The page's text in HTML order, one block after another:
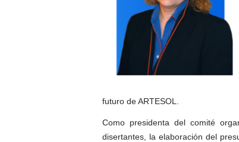
futuro de ARTESOL.
Como presidenta del comité
disertantes, la elaboración del